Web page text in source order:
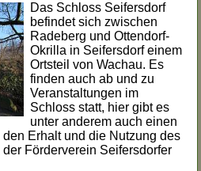
Das Schloss Seifersdorf
befindet sich zwischen
Radeberg und Ottendorf-
Okrilla in Seifersdorf einem
Ortsteil von Wachau. Es
finden auch ab und zu
Veranstaltungen im
Schloss statt, hier gibt es
unter anderem auch einen
Erhalt und die Nutzung des
Förderverein Seifersdorfer